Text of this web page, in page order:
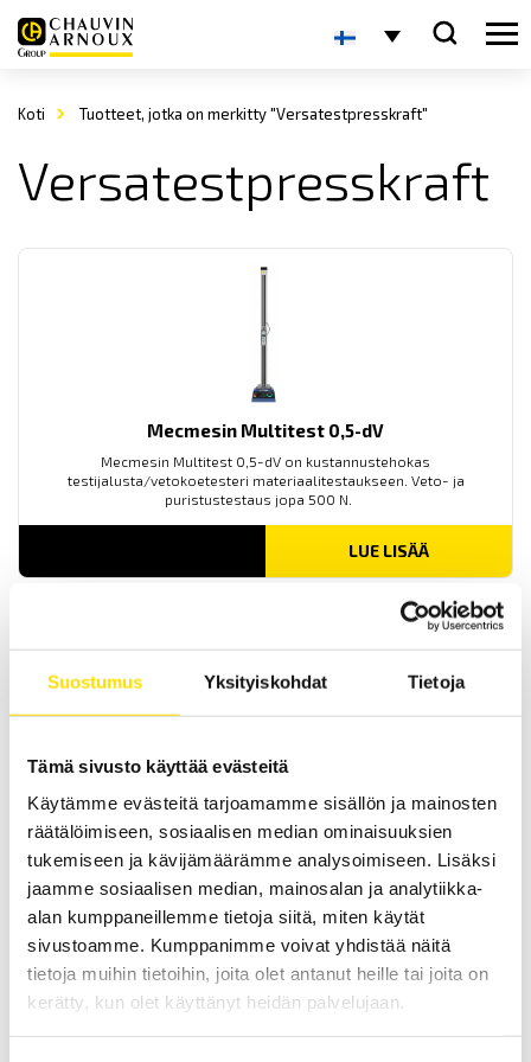
Suostumus Yksityiskohdat Tietoja
Tämä sivusto käyttää evästeitä
Käytämme evästeitä tarjoamamme sisällön ja mainosten
räätälöimiseen, sosiaalisen median ominaisuuksien
tukemiseen ja kävijämäärämme analysoimiseen. Lisäksi
jaamme sosiaalisen median, mainosalan ja analytiikka-
alan kumppaneillemme tietoja siitä, miten käytät
sivustoamme. Kumppanimme voivat yhdistää näitä
tietoja muihin tietoihin, joita olet antanut heille tai joita on
kerätty, kun olet käyttänyt heidän palvelujaan.
Koti Tuotteet, jotka on merkitty "Versatestpresskraft"
Versatestpresskraft
Mecmesin Multitest 0,5-dV
Mecmesin Multitest 0,5-dV on kustannustehokas
testijalusta/vetokoetesteri materiaalitestaukseen. Veto- ja
puristustestaus jopa 500 N.
LUE LISÄÄ
Mecmesin Multitest 1-dV
Mecmesin Multitest 1-dV on kustannustehokas
testijalusta/vetokoetesteri materiaalitestaukseen. Veto- ja
puristustestaus jopa 1 kN.
LUE LISÄÄ